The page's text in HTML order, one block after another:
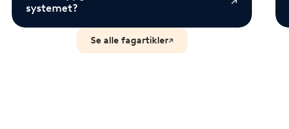
systemet?
Se alle fagartikler